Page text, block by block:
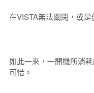
在VISTA無法關閉，或是
如此一來，一開機所消
可惜。